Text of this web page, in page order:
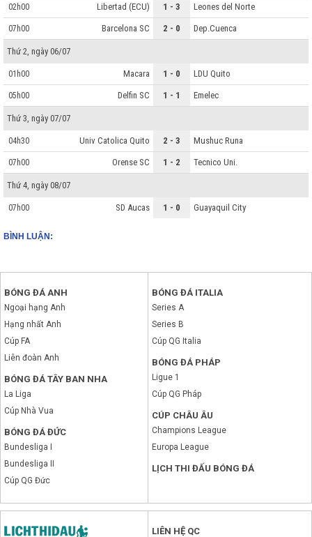
02h00 Libertad (ECU) 1 - 3 Leones del Norte
07h00 Barcelona SC 2 - 0 Dep.Cuenca
Thứ 2, ngày 06/07
01h00 Macara 1 - 0 LDU Quito
05h00 Delfin SC 1 - 1 Emelec
Thứ 3, ngày 07/07
04h30 Univ Catolica Quito 2 - 3 Mushuc Runa
07h00 Orense SC 1 - 2 Tecnico Uni.
Thứ 4, ngày 08/07
07h00 SD Aucas 1 - 0 Guayaquil City
BÌNH LUẬN:
BÓNG ĐÁ ANH
Ngoại hạng Anh
Hạng nhất Anh
Cúp FA
Liên đoàn Anh
BÓNG ĐÁ TÂY BAN NHA
La Liga
Cúp Nhà Vua
BÓNG ĐÁ ĐỨC
Bundesliga I
Bundesliga II
Cúp QG Đức
BÓNG ĐÁ ITALIA
Series A
Series B
Cúp QG Italia
BÓNG ĐÁ PHÁP
Ligue 1
Cúp QG Pháp
CÚP CHÂU ÂU
Champions League
Europa League
LỊCH THI ĐẤU BÓNG ĐÁ
LIÊN HỆ QC